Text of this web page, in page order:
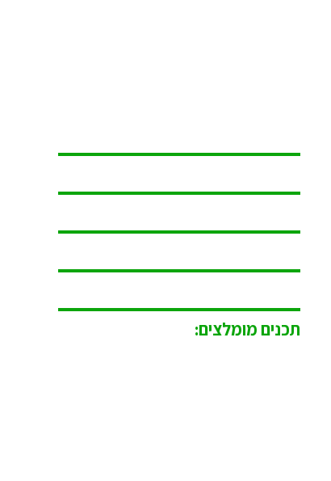
תכנים מומלצים: